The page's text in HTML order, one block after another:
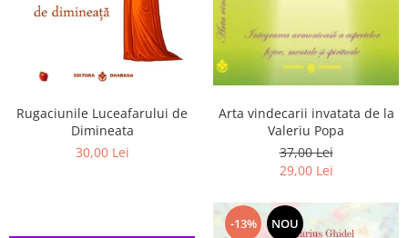
Rugaciunile Luceafarului de
Dimineata
30,00 Lei
Arta vindecarii invatata de la
Valeriu Popa
37,00 Lei
29,00 Lei
-13% NOU